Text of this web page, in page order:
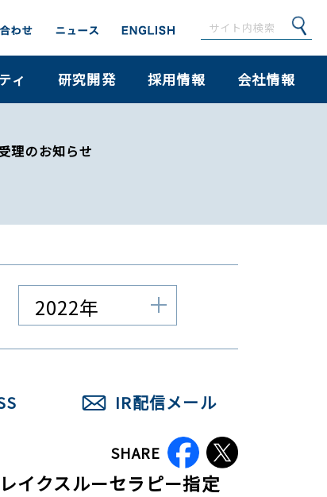
ィ 研究開発 採用情報 会社情報
理のお知らせ
2022年
IR配信メール
SHARE
イクスルーセラピー指定